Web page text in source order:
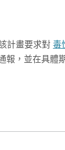
計畫要求對毒
報，並在具體